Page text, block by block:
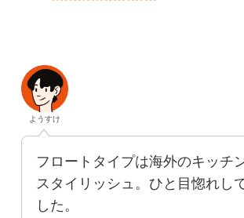
ようすけ
フロートタイプは海外のキッチ
スタイリッシュ。ひと目惚れし
した。